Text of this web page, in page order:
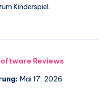
Kinderspiel.
Reviews
Mai 17, 2026